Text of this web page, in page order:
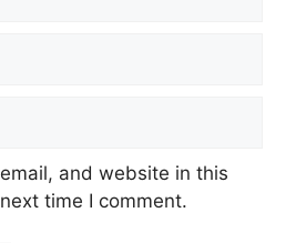
and website in this
time I comment.